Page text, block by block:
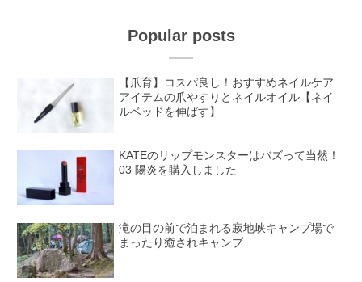
Popular posts
【爪育】コスパ良し！おすすめネイルケア
アイテムの爪やすりとネイルオイル【ネイ
ルベッドを伸ばす】
KATEのリップモンスターはバズって当然！
03 陽炎を購入しました
滝の目の前で泊まれる寂地峡キャンプ場で
まったり癒されキャンプ